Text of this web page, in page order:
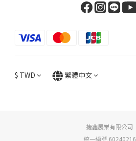
$ TWD 繁體中文
捷鑫展業有限公司
統一編號 60240216